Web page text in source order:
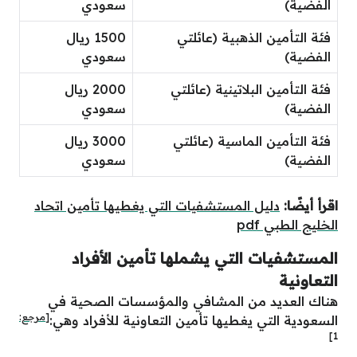
الفضية) سعودي
فئة التأمين الذهبية (عائلتي
الفضية)
1500 ريال
سعودي
فئة التأمين البلاتينية (عائلتي
الفضية)
2000 ريال
سعودي
فئة التأمين الماسية (عائلتي
الفضية)
3000 ريال
سعودي
اقرأ أيضًا: دليل المستشفيات التي يغطيها تأمين اتحاد
الخليج الطبي pdf
المستشفيات التي يشملها تأمين الأفراد
التعاونية
هناك العديد من المشافي والمؤسسات الصحية في
السعودية التي يغطيها تأمين التعاونية للأفراد وهي:[مرجع:
1
]